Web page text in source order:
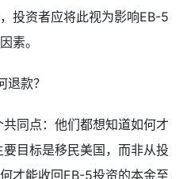
投资者应将此视为影响EB-5
素。
款？
同点：他们都想知道如何才
目标是移民美国，而非从投
才能收回EB-5投资的本金至